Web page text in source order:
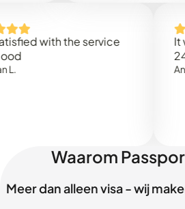
with the service
It was
Waarom
Meer dan alleen visa - wij